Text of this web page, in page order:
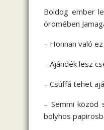
Boldog ember
örömében
– Honnan való
– Ajándék lesz
– Csúffá tehet
– Semmi közöd
bolyhos